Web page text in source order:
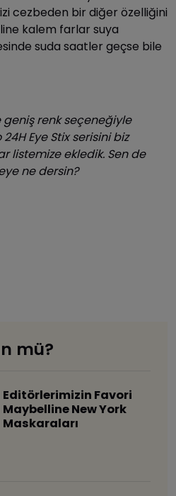
cezbeden bir diğer özelliğini
kalem farlar suya
suda saatler geçse bile
geniş renk seçeneğiyle
Eye Stix serisini biz
listemize ekledik. Sen de
ne dersin?
mü?
Editörlerimizin Favori
Maybelline New York
Maskaraları